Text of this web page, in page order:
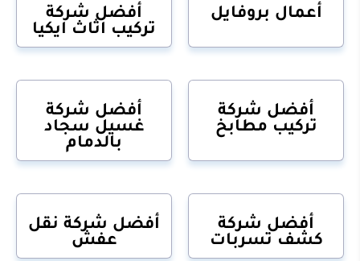
أعمال بروفايل
أفضل شركة
تركيب اثاث ايكيا
أفضل شركة
تركيب مطابخ
أفضل شركة
غسيل سجاد
بالدمام
أفضل شركة
كشف تسربات
أفضل شركة نقل
عفش